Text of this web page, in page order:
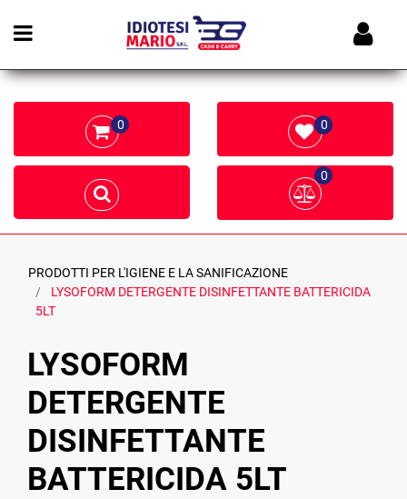
Open menu
0 0
0
PRODOTTI PER L'IGIENE E LA SANIFICAZIONE
LYSOFORM DETERGENTE DISINFETTANTE BATTERICIDA
5LT
LYSOFORM
DETERGENTE
DISINFETTANTE
BATTERICIDA 5LT